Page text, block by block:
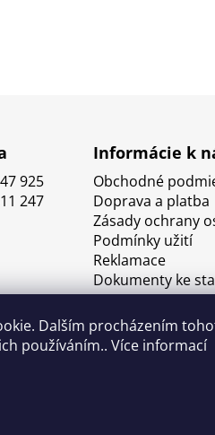
Dalším procházením
používáním.. Více informací
925
247
Informácie k
Obchodné
Doprava a platba
Zásady ochrany
Podmínky užití
Reklamace
Dokumenty ke